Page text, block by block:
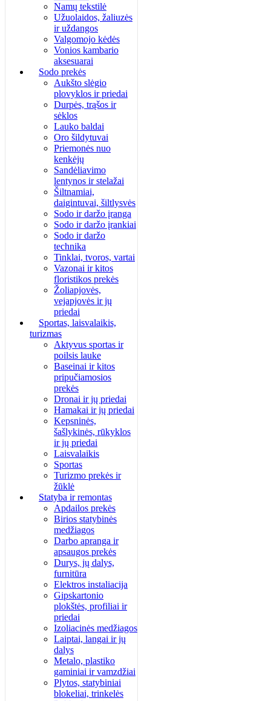
Namų tekstilė
Užuolaidos, žaliuzės
ir uždangos
Valgomojo kėdės
Vonios kambario
aksesuarai
Sodo prekės
Aukšto slėgio
plovyklos ir priedai
Durpės, trąšos ir
sėklos
Lauko baldai
Oro šildytuvai
Priemonės nuo
kenkėjų
Sandėliavimo
lentynos ir stelažai
Šiltnamiai,
daigintuvai, šiltlysvės
Sodo ir daržo įranga
Sodo ir daržo įrankiai
Sodo ir daržo
technika
Tinklai, tvoros, vartai
Vazonai ir kitos
floristikos prekės
Žoliapjovės,
vejapjovės ir jų
priedai
Sportas, laisvalaikis,
turizmas
Aktyvus sportas ir
poilsis lauke
Baseinai ir kitos
pripučiamosios
prekės
Dronai ir jų priedai
Hamakai ir jų priedai
Kepsninės,
šašlykinės, rūkyklos
ir jų priedai
Laisvalaikis
Sportas
Turizmo prekės ir
žūklė
Statyba ir remontas
Apdailos prekės
Birios statybinės
medžiagos
Darbo apranga ir
apsaugos prekės
Durys, jų dalys,
furnitūra
Elektros instaliacija
Gipskartonio
plokštės, profiliai ir
priedai
Izoliacinės medžiagos
Laiptai, langai ir jų
dalys
Metalo, plastiko
gaminiai ir vamzdžiai
Plytos, statybiniai
blokeliai, trinkelės